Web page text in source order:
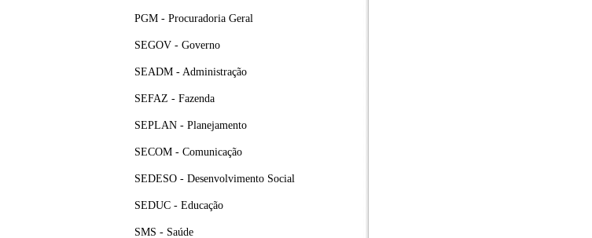
PGM - Procuradoria Geral
SEGOV - Governo
SEADM - Administração
SEFAZ - Fazenda
SEPLAN - Planejamento
SECOM - Comunicação
SEDESO - Desenvolvimento Social
SEDUC - Educação
SMS - Saúde